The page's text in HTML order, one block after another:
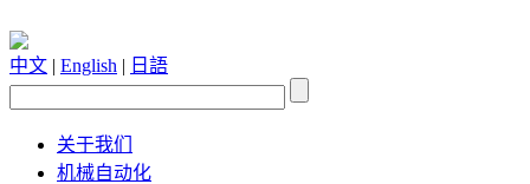
中文 | English | 日語
关于我们
机械自动化